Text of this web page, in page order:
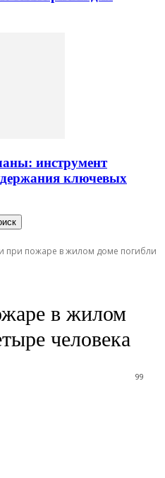
инструмент
ключевых
при пожаре в жилом доме погибли
в жилом
человека
99